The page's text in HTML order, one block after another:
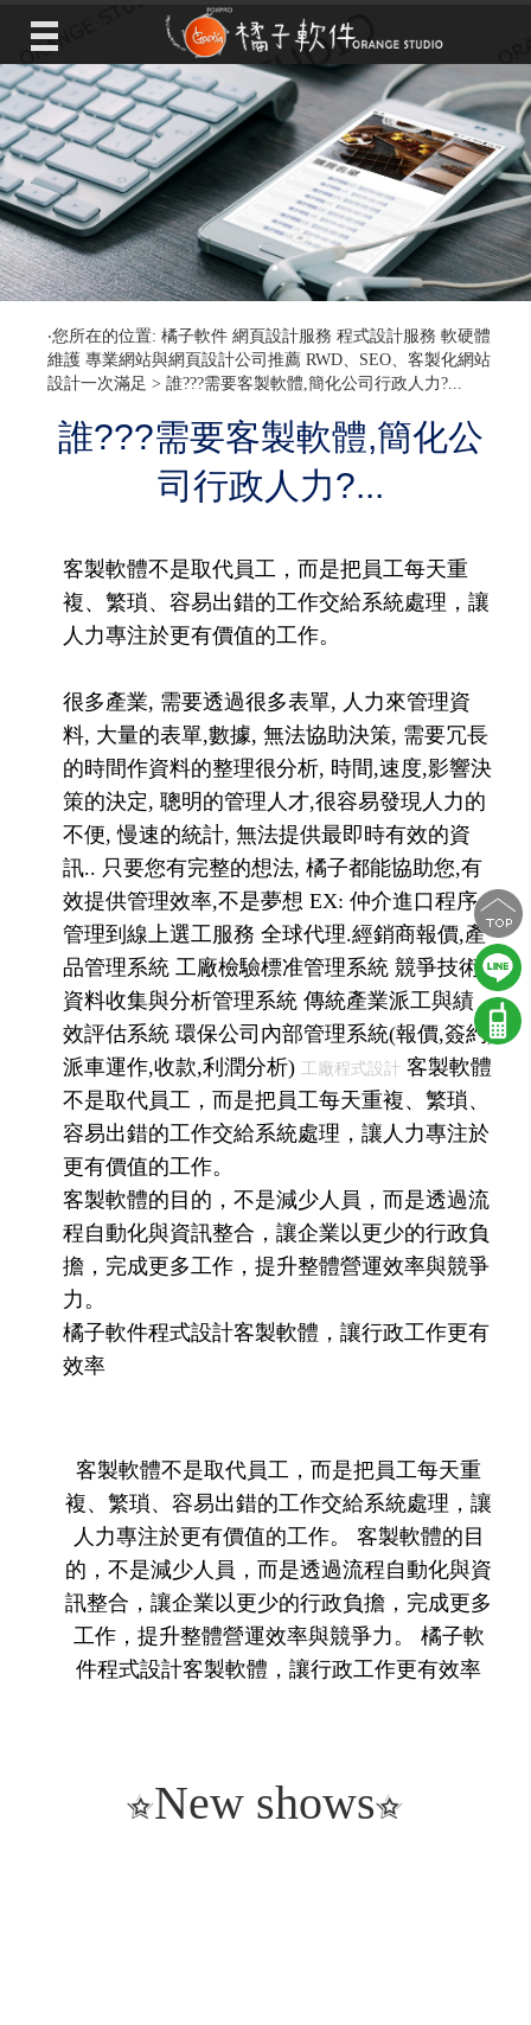
‧您所在的位置: 橘子軟件 網頁設計服務 程式設計服務 軟硬體
維護 專業網站與網頁設計公司推薦 RWD、SEO、客製化網站
設計一次滿足 >誰???需要客製軟體,簡化公司行政人力?...
誰???需要客製軟體,簡化公
司行政人力?...
客製軟體不是取代員工，而是把員工每天重
複、繁瑣、容易出錯的工作交給系統處理，讓
人力專注於更有價值的工作。
很多產業, 需要透過很多表單, 人力來管理資
料, 大量的表單,數據, 無法協助決策, 需要冗長
的時間作資料的整理很分析, 時間,速度,影響決
策的決定, 聰明的管理人才,很容易發現人力的
不便, 慢速的統計, 無法提供最即時有效的資
訊.. 只要您有完整的想法, 橘子都能協助您,有
效提供管理效率,不是夢想 EX: 仲介進口程序
管理到線上選工服務 全球代理.經銷商報價,產
品管理系統 工廠檢驗標准管理系統 競爭技術
資料收集與分析管理系統 傳統產業派工與績
效評估系統 環保公司內部管理系統(報價,簽約,
派車運作,收款,利潤分析)工廠程式設計 客製軟體
不是取代員工，而是把員工每天重複、繁瑣、
容易出錯的工作交給系統處理，讓人力專注於
更有價值的工作。
客製軟體的目的，不是減少人員，而是透過流
程自動化與資訊整合，讓企業以更少的行政負
擔，完成更多工作，提升整體營運效率與競爭
力。
橘子軟件程式設計客製軟體，讓行政工作更有
效率
客製軟體不是取代員工，而是把員工每天重
複、繁瑣、容易出錯的工作交給系統處理，讓
人力專注於更有價值的工作。 客製軟體的目
的，不是減少人員，而是透過流程自動化與資
訊整合，讓企業以更少的行政負擔，完成更多
工作，提升整體營運效率與競爭力。 橘子軟
件程式設計客製軟體，讓行政工作更有效率
New shows